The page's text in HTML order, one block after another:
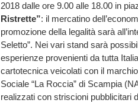
2018 dalle ore 9.00 alle 18.00 in
Ristrette”: il mercatino
promozione della legalità sarà
Seletto”. Nei vari stand sarà
esperienze provenienti da tutta
cartotecnica veicolati con il
Sociale “La Roccia” di Scampia
realizzati con striscioni pubblicitari